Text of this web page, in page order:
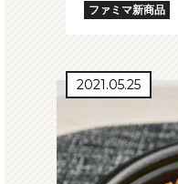
ファミマ新商品
2021.05.25